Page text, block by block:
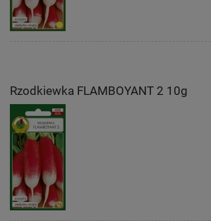
Rzodkiewka FLAMBOYANT 2 10g